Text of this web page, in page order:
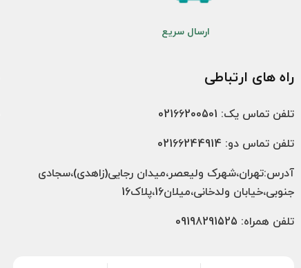
ارسال سریع
راه های ارتباطی
تلفن تماس یک: 02166200501
تلفن تماس دو: 02166244914
آدرس:تهران،شهرک ولیعصر،میدان رجایی(زاهدی)،سجادی
جنوبی،خیابان ولدخانی،میلان16،پلاک16
تلفن همراه: 09198291525